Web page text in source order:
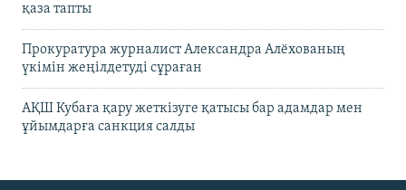
қаза тапты
Прокуратура журналист Александра Алёхованың
үкімін жеңілдетуді сұраған
АҚШ Кубаға қару жеткізуге қатысы бар адамдар мен
ұйымдарға санкция салды